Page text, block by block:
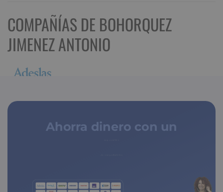
COMPAÑÍAS DE BOHORQUEZ
JIMENEZ ANTONIO
Ahorra dinero con un